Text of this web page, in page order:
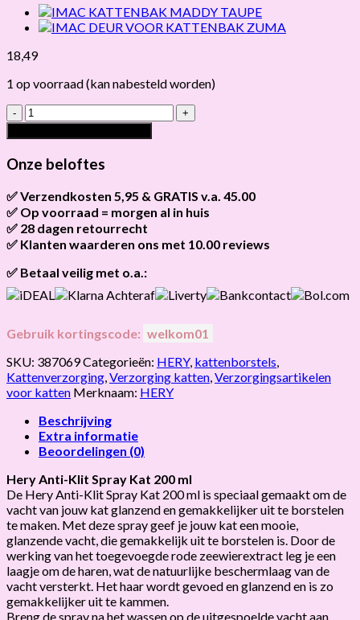
18,49
1 op voorraad (kan nabesteld worden)
HERY
ANTI-
KLIT
SPRAY
KAT
Onze beloftes
✅ Verzendkosten 5,95 & GRATIS v.a. 45.00
Brievenbus verzendingen zijn 3,95, een pakket 5,95 en
bestellingen v.a. 45,00 worden gratis verzonden.
✅ Op voorraad = morgen al in huis
Als het product op voorraad is en je bestelt vóór 13:00, wordt
hetvandaag nog verzonden.
✅ 28 dagen retourrecht
Niet tevreden? Geen probleem! Je hebt28 dagen
✅ Klanten waarderen ons met 10.00 reviews
✅ Betaal veilig met o.a.:
Gebruik kortingscode: welkom01
SKU: 387069Categorieën: HERY, kattenborstels
Kattenverzorging Verzorging katten Verzorgingsartikelen
voor katten Merknaam: HERY
Beschrijving
Extra informatie
Beoordelingen (0)
Hery Anti-Klit Spray Kat 200 ml
De Hery Anti-Klit Spray Kat 200 ml is speciaal gemaakt om de
vacht van jouw kat glanzend en gemakkelijker uit te borstelen
te maken. Met deze spray geef je jouw kat een mooie,
glanzende vacht, die gemakkelijk uit te borstelen is. Door de
werking van het toegevoegde rode zeewierextract leg je een
laagje om de haren, wat de natuurlijke beschermlaag van de
vacht versterkt. Het haar wordt gevoed en glanzend en is zo
gemakkelijker uit te kammen.
Breng de spray na het wassen op de uitgespoelde vacht aan.